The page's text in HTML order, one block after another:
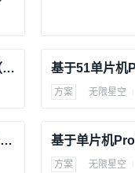
基于51单片机Proteus仿真的数字电容表（仿真图、源代码、论文）
方案 无限星空
基于proteus仿真的电容表数电纯硬件设计（仿真图、设计论文）
方案 无限星空